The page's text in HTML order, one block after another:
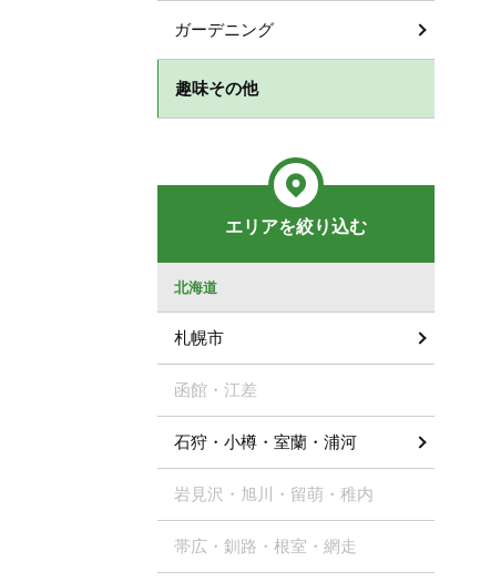
ガーデニング
趣味その他
エリアを絞り込む
北海道
札幌市
函館・江差
石狩・小樽・室蘭・浦河
岩見沢・旭川・留萌・稚内
帯広・釧路・根室・網走